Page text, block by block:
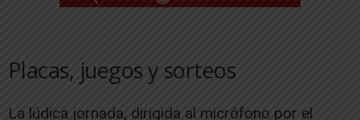
Placas, juegos y sorteos
La lúdica jornada, dirigida al micrófono por el